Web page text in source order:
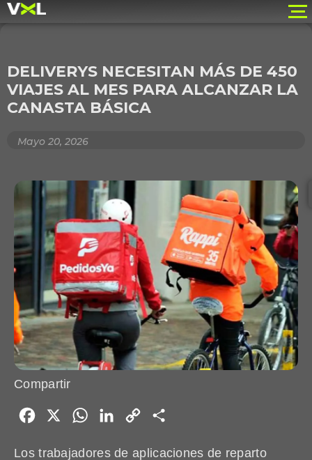
DELIVERYS NECESITAN MÁS DE 450
VIAJES AL MES PARA ALCANZAR LA
CANASTA BÁSICA
Mayo 20, 2026
Compartir
Facebook WhatsAppLinkedIn
Copy
Los trabajadores de aplicaciones de reparto